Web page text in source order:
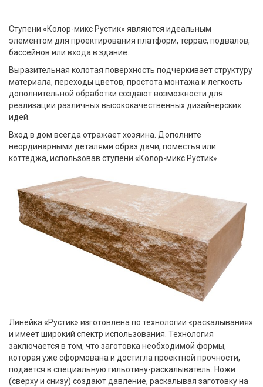
Ступени «Колор-микс Рустик» являются идеальным
элементом для проектирования платформ, террас, подвалов,
бассейнов или входа в здание.
Выразительная колотая поверхность подчеркивает структуру
материала, переходы цветов, простота монтажа и легкость
дополнительной обработки создают возможности для
реализации различных высококачественных дизайнерских
идей.
Вход в дом всегда отражает хозяина. Дополните
неординарными деталями образ дачи, поместья или
коттеджа, использовав ступени «Колор-микс Рустик».
Линейка «Рустик» изготовлена ​​по технологии «раскалывания»
и имеет широкий спектр использования. Технология
заключается в том, что заготовка необходимой формы,
которая уже сформована и достигла проектной прочности,
подается в специальную гильотину-раскалыватель. Ножи
(сверху и снизу) создают давление, раскалывая заготовку на